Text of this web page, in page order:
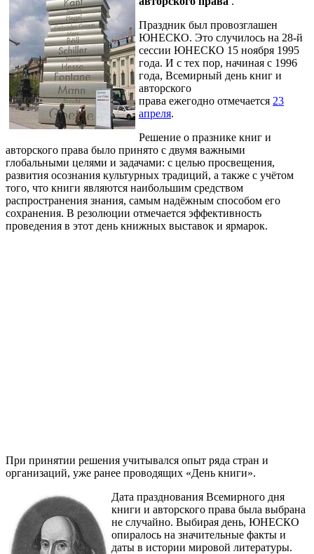
Праздник был провозглашен
ЮНЕСКО. Это случилось на 28-й
сессии ЮНЕСКО 15 ноября 1995
года. И с тех пор, начиная с 1996
года, Всемирный день книг и
авторского
права ежегодно отмечается 23
апреля.
Решение о празнике книг и
авторского права было принято с двумя важными
глобальными целями и задачами: с целью просвещения,
развития осознания культурных традиций, а также с учётом
того, что книги являются наибольшим средством
распространения знания, самым надёжным способом его
сохранения. В резолюции отмечается эффективность
проведения в этот день книжных выставок и ярмарок.
При принятии решения учитывался опыт ряда стран и
организаций, уже ранее проводящих «День книги».
Дата празднования Всемирного дня
книги и авторского права была выбрана
не случайно. Выбирая день, ЮНЕСКО
опиралось на значительные факты и
даты в истории мировой литературы.